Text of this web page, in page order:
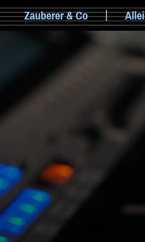
Zauberer & Co